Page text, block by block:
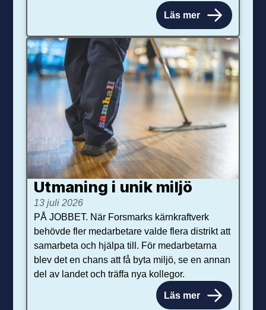
Läs mer
Utmaning i unik miljö
13 juli 2026
PÅ JOBBET. När Forsmarks kärnkraftverk
behövde fler medarbetare valde flera distrikt att
samarbeta och hjälpa till. För medarbetarna
blev det en chans att få byta miljö, se en annan
del av landet och träffa nya kollegor.
Läs mer